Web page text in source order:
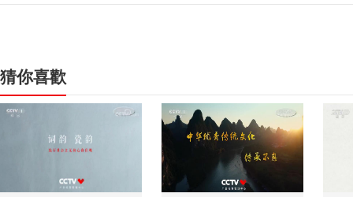
猜你喜歡